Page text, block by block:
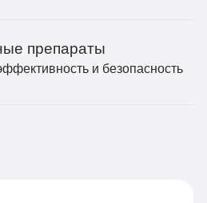
препараты
и безопасность